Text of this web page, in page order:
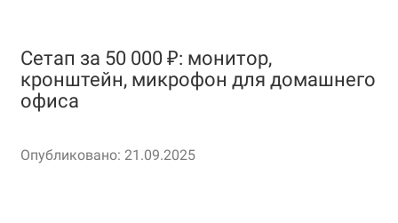
Сетап за 50 000 ₽: монитор,
кронштейн, микрофон для домашнего
офиса
Опубликовано: 21.09.2025